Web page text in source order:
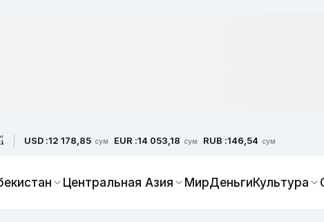
USD :12 178,85 сум EUR :14 053,18 сум RUB :146,54 сум
Центральная Азия МирДеньгиКультура